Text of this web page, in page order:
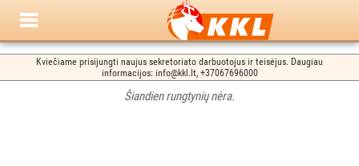
Kviečiame prisijungti naujus sekretoriato darbuotojus ir teisėjus. Daugiau
informacijos: info@kkl.lt, +37067696000
Šiandien rungtynių nėra.